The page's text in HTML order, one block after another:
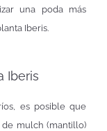
una poda más
Iberis.
Iberis
es posible que
mulch (mantillo)